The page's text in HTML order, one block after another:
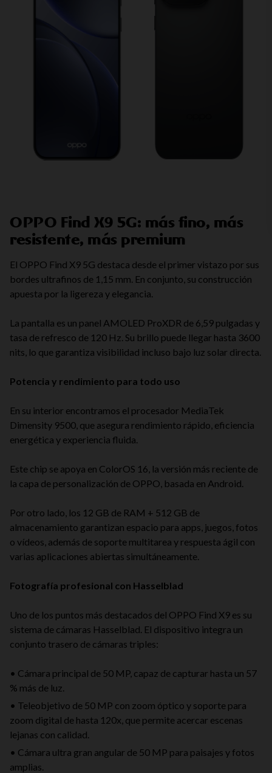
OPPO Find X9 5G: más fino, más
resistente, más premium
El OPPO Find X9 5G destaca desde el primer vistazo por sus
bordes ultrafinos de 1,15 mm. En conjunto, su construcción
apuesta por la ligereza y elegancia.
La pantalla es un panel AMOLED ProXDR de 6,59 pulgadas y
tasa de refresco de 120 Hz. Su brillo puede llegar hasta 3600
nits, lo que garantiza visibilidad incluso bajo luz solar directa.
Potencia y rendimiento para todo uso
En su interior encontramos el procesador MediaTek
Dimensity 9500, que asegura rendimiento rápido, eficiencia
energética y experiencia fluida.
Este chip se apoya en ColorOS 16, la versión más reciente de
la capa de personalización de OPPO, basada en Android.
Por otro lado, los 12 GB de RAM + 512 GB de
almacenamiento garantizan espacio para apps, juegos, fotos
o vídeos, además de soporte multitarea y respuesta ágil con
varias aplicaciones abiertas simultáneamente.
Fotografía profesional con Hasselblad
Uno de los puntos más destacados del OPPO Find X9 es su
sistema de cámaras Hasselblad. El dispositivo integra un
conjunto trasero de cámaras triples:
• Cámara principal de 50 MP, capaz de capturar hasta un 57
% más de luz.
• Teleobjetivo de 50 MP con zoom óptico y soporte para
zoom digital de hasta 120x, que permite acercar escenas
lejanas con calidad.
• Cámara ultra gran angular de 50 MP para paisajes y fotos
amplias.